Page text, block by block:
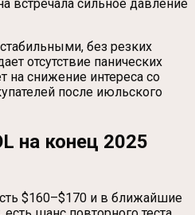
встречала сильное давление
без резких
отсутствие панических
на снижение интереса со
после июльского
на конец 2025
$160–$170 и в ближайшие